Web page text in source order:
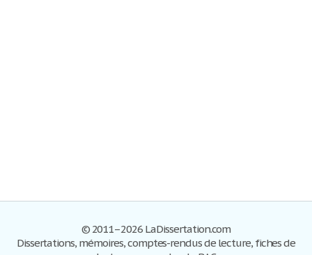
© 2011–2026 LaDissertation.com
Dissertations, mémoires, comptes-rendus de lecture, fiches de